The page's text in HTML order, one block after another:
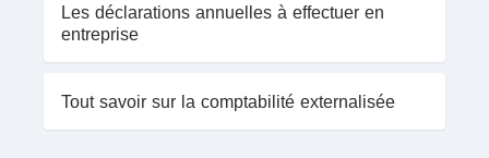
Les déclarations annuelles à effectuer en
entreprise
Tout savoir sur la comptabilité externalisée